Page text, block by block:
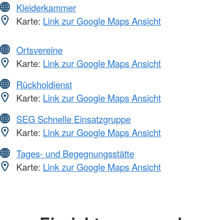
Kleiderkammer
Karte: Link zur Google Maps Ansicht
Ortsvereine
Karte: Link zur Google Maps Ansicht
Rückholdienst
Karte: Link zur Google Maps Ansicht
SEG Schnelle Einsatzgruppe
Karte: Link zur Google Maps Ansicht
Tages- und Begegnungsstätte
Karte: Link zur Google Maps Ansicht